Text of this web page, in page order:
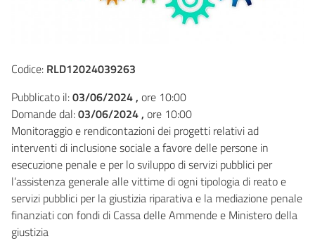
Codice: RLD12024039263
Pubblicato il:03/06/2024 , ore 10:00
Domande dal:03/06/2024 , ore 10:00
Monitoraggio e rendicontazioni dei progetti relativi ad
interventi di inclusione sociale a favore delle persone in
esecuzione penale e per lo sviluppo di servizi pubblici per
l’assistenza generale alle vittime di ogni tipologia di reato e
servizi pubblici per la giustizia riparativa e la mediazione penale
finanziati con fondi di Cassa delle Ammende e Ministero della
giustizia